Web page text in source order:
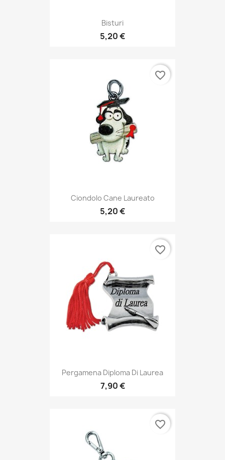
Bisturi
5,20 €
Ciondolo Cane Laureato
5,20 €
favorite_border
Pergamena Diploma Di Laurea
7,90 €
favorite_border
favorite_border